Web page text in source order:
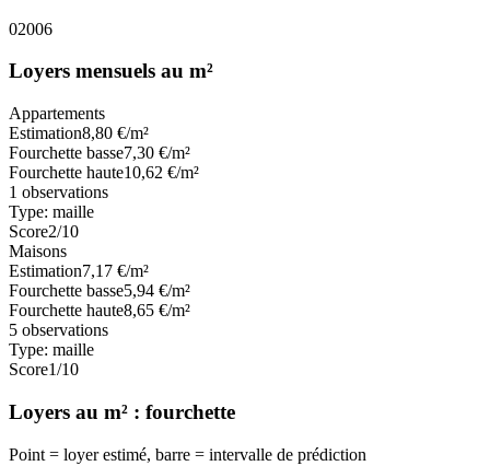
02006
Loyers mensuels au m²
Appartements
Estimation8,80 €/m²
Fourchette basse7,30 €/m²
Fourchette haute10,62 €/m²
1 observations
Type: maille
Score2/10
Maisons
Estimation7,17 €/m²
Fourchette basse5,94 €/m²
Fourchette haute8,65 €/m²
5 observations
Type: maille
Score1/10
Loyers au m² : fourchette
Point = loyer estimé, barre = intervalle de prédiction